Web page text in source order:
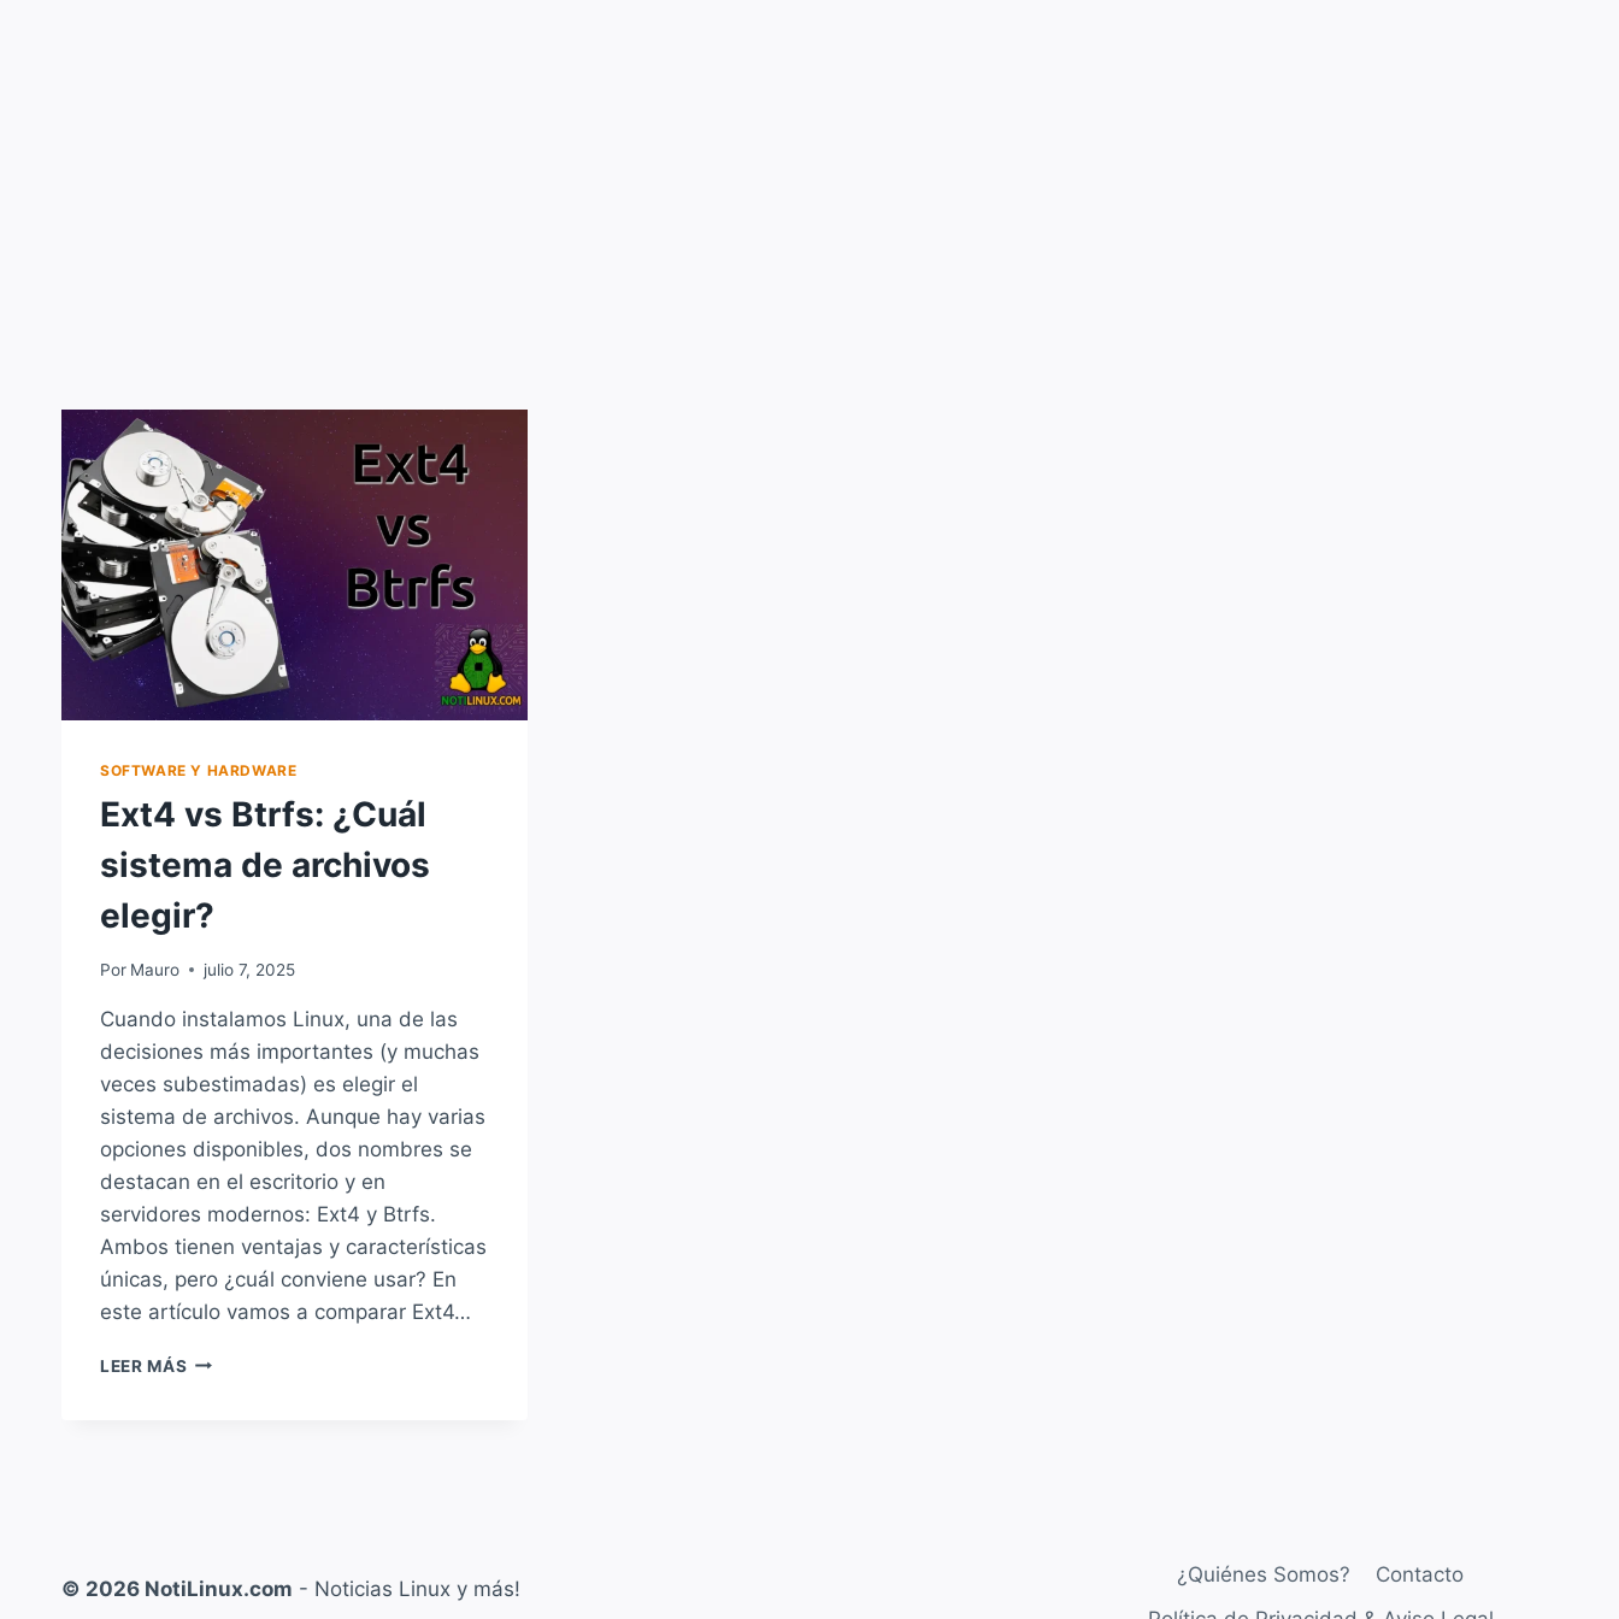
SOFTWARE Y HARDWARE
Ext4 vs Btrfs: ¿Cuál
sistema de archivos
elegir?
Por Mauro julio 7, 2025
Cuando instalamos Linux, una de las
decisiones más importantes (y muchas
veces subestimadas) es elegir el
sistema de archivos. Aunque hay varias
opciones disponibles, dos nombres se
destacan en el escritorio y en
servidores modernos: Ext4 y Btrfs.
Ambos tienen ventajas y características
únicas, pero ¿cuál conviene usar? En
este artículo vamos a comparar Ext4…
LEER MÁS EXT4
© 2026 NotiLinux.com - Noticias Linux y más!
¿Quiénes Somos?
Contacto